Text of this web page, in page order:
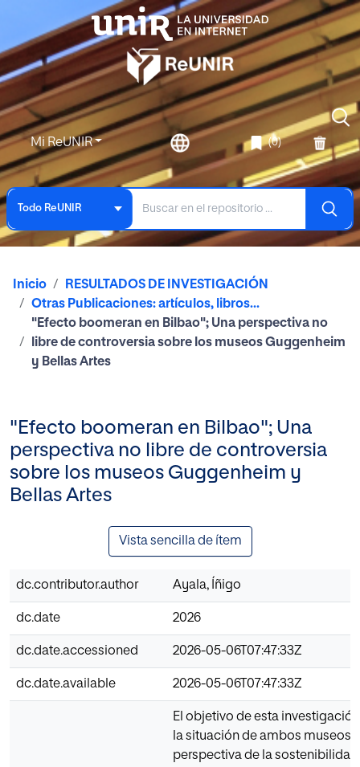
Mi ReUNIR (0)
Todo ReUNIR
Inicio
RESULTADOS DE INVESTIGACIÓN
Otras Publicaciones: artículos, libros...
"Efecto boomeran en Bilbao"; Una perspectiva no
libre de controversia sobre los museos Guggenheim
y Bellas Artes
"Efecto boomeran en Bilbao"; Una
perspectiva no libre de controversia
sobre los museos Guggenheim y
Bellas Artes
Vista sencilla de ítem
dc.contributor.author Ayala, Íñigo
dc.date 2026
dc.date.accessioned 2026-05-06T07:47:33Z
dc.date.available 2026-05-06T07:47:33Z
El objetivo de esta
la situación de ambos museos
perspectiva de la sostenibilidad